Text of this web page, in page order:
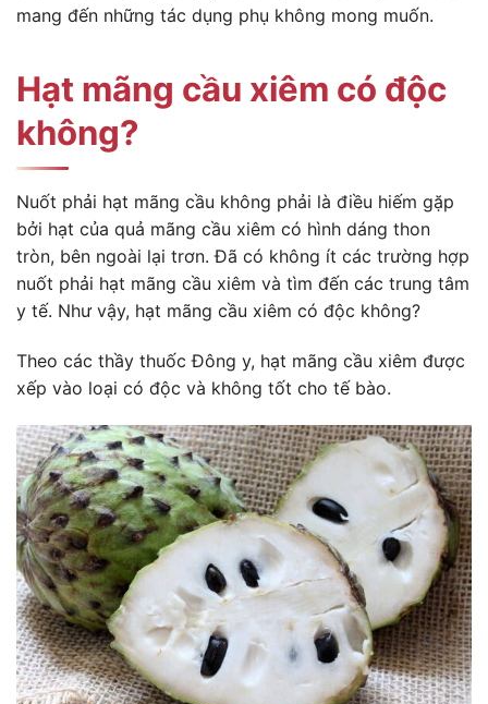
mang đến những tác dụng phụ không mong muốn.
Hạt mãng cầu xiêm có độc
không?
Nuốt phải hạt mãng cầu không phải là điều hiếm gặp
bởi hạt của quả mãng cầu xiêm có hình dáng thon
tròn, bên ngoài lại trơn. Đã có không ít các trường hợp
nuốt phải hạt mãng cầu xiêm và tìm đến các trung tâm
y tế. Như vậy, hạt mãng cầu xiêm có độc không?
Theo các thầy thuốc Đông y, hạt mãng cầu xiêm được
xếp vào loại có độc và không tốt cho tế bào.